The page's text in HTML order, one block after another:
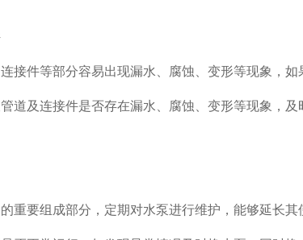
接件等部分容易出现漏水、腐蚀、变形等现象，
道及连接件是否存在漏水、腐蚀、变形等现象，及
重要组成部分，定期对水泵进行维护，能够延长其